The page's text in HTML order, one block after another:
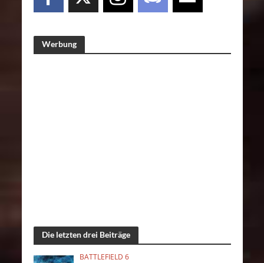
Werbung
Die letzten drei Beiträge
BATTLEFIELD 6